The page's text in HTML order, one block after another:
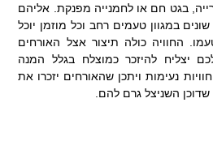
בגט חם או לחמנייה מפנקת. אליהם
במגוון טעמים רחב וכל מוזמן יוכל
החוויה כולה תיצור אצל האורחים
יצליח להיזכר כמוצלח בגלל המנה
נעימות ויתכן שהאורחים יזכרו את
השניצל גרם להם.